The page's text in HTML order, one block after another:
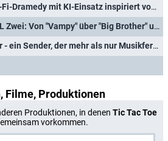
"BOOM": Sci-Fi-Dramedy mit KI-Einsatz inspiriert von Girlband Tic Tac Toe
30 Jahre RTL Zwei: Von "Vampy" über "Big Brother" und "Popstars" bis "Kampf der Realitystars"
VIVA Forever - ein Sender, der mehr als nur Musikfernsehen war
Filme, Produktionen
Produktionen, in denen Tic Tac Toe
vorkommen.